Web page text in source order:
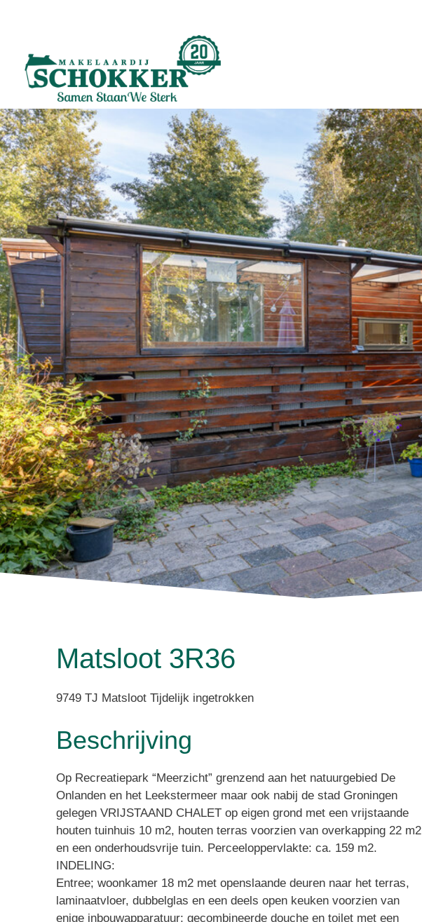
Matsloot
Matsloot 3R36
9749 TJ Matsloot Tijdelijk ingetrokken
Beschrijving
Op Recreatiepark “Meerzicht” grenzend aan het natuurgebied De
Onlanden en het Leekstermeer maar ook nabij de stad Groningen
gelegen VRIJSTAAND CHALET op eigen grond met een vrijstaande
houten tuinhuis 10 m2, houten terras voorzien van overkapping 22 m2
en een onderhoudsvrije tuin. Perceeloppervlakte: ca. 159 m2.
INDELING:
Entree; woonkamer 18 m2 met openslaande deuren naar het terras,
laminaatvloer, dubbelglas en een deels open keuken voorzien van
enige inbouwapparatuur; gecombineerde douche en toilet met een